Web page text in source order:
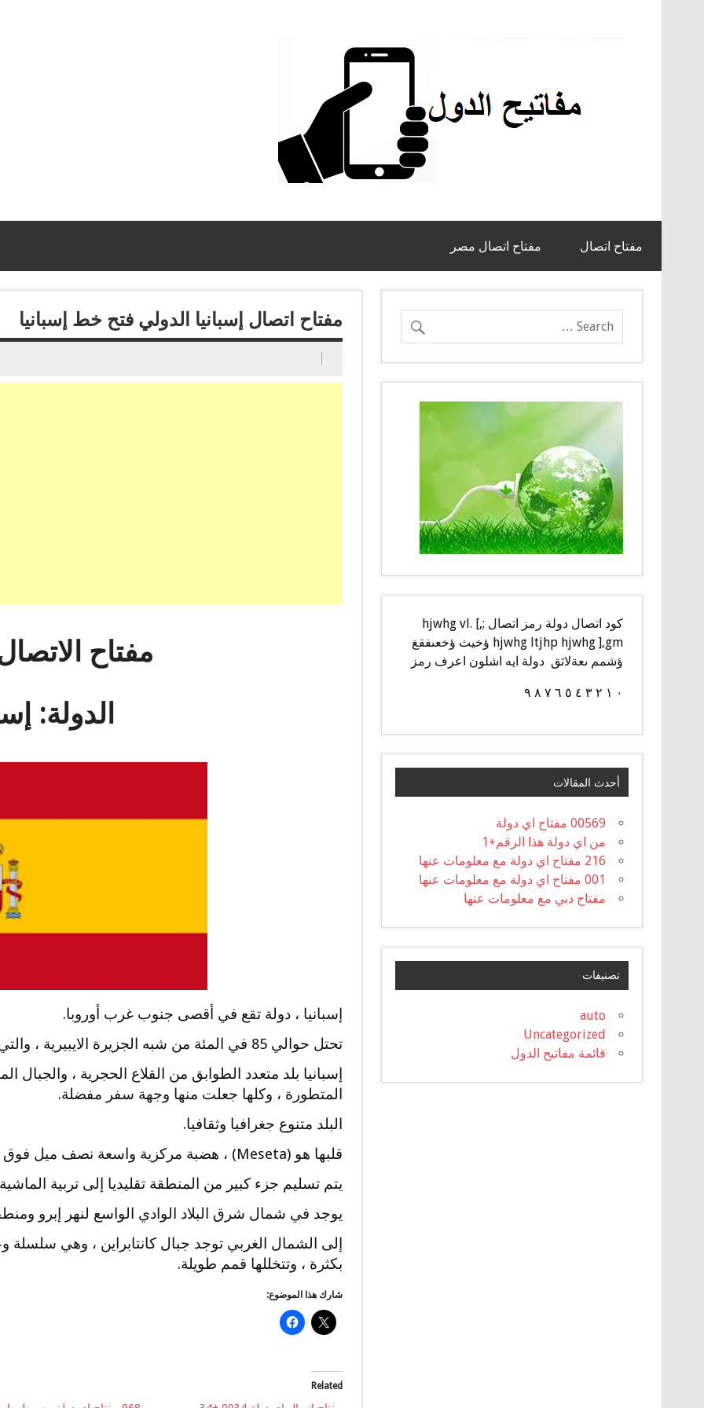
مفتاح اتصال مفتاح اتصال مصر
مفتاح اتصال إسبانيا الدولي فتح خط إسبانيا
مفتاح الاتصال:
الدولة:
إسبانيا ، دولة تقع في أقصى جنوب غرب أوروبا.
تحتل حوالي 85 في المئة من شبه الجزيرة الايبيرية ، والتي تشترك فيها مع جارتها الصغيرة البرتغال.
إسبانيا بلد متعدد الطوابق من القلاع الحجرية ، والجبال
المتطورة ، وكلها جعلت منها وجهة سفر مفضلة.
البلد متنوع جغرافيا وثقافيا.
قلبها هو (Meseta) ، هضبة مركزية واسعة نصف ميل فوق مستوى سطح البحر.
يتم تسليم جزء كبير من المنطقة تقليديا إلى تربية
يوجد في شمال شرق البلاد الوادي الواسع لنهر إبرو
إلى الشمال الغربي توجد جبال كانتابراين ، وهي سلسلة
بكثرة ، وتتخللها قمم طويلة.
شارك هذا الموضوع:
Related
كود اتصال دولة رمز اتصال ;,] hjwhg vl.
hjwhg ltjhp hjwhg ],gm ؤخيث ؤخعىفقغ
ؤشمم ىعةلاثق دولة ايه اشلون اعرف رمز
٠ ١ ٢ ٣ ٤ ٥ ٦ ٧ ٨ ٩
أحدث المقالات
00569 مفتاح اي دولة
من اي دولة هذا الرقم+1
216 مفتاح اي دولة مع معلومات عنها
001 مفتاح اي دولة مع معلومات عنها
مفتاح دبي مع معلومات عنها
تصنيفات
auto
Uncategorized
قائمة مفاتيح الدول